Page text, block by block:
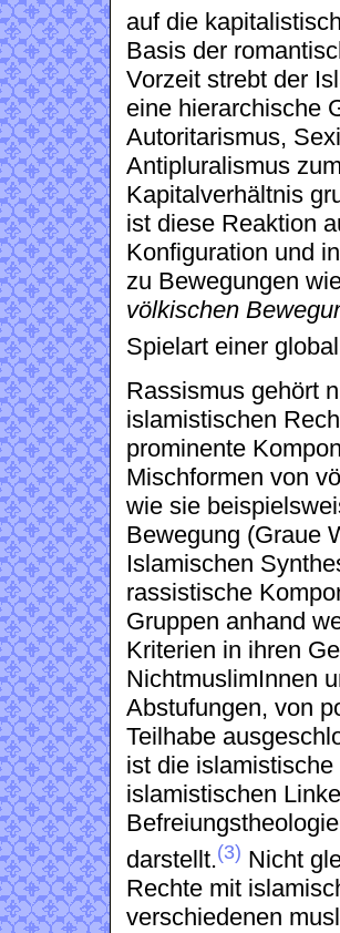
auf die
Basis der
Vorzeit strebt der
eine hierarchische
Autoritarismus,
Antipluralismus
Kapitalverhältnis
ist diese Reaktion
Konfiguration und
zu Bewegungen
völkischen
Spielart einer
Rassismus gehört
islamistischen
prominente
Mischformen von
wie sie
Bewegung (Graue
Islamischen
rassistische
Gruppen anhand
Kriterien in ihren
NichtmuslimInnen
Abstufungen, von
Teilhabe
ist die
islamistischen
darstellt.(3) Nicht
Rechte mit
verschiedenen